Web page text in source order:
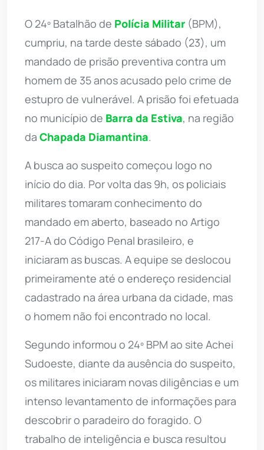
O 24º Batalhão de Polícia Militar (BPM),
cumpriu, na tarde deste sábado (23), um
mandado de prisão preventiva contra um
homem de 35 anos acusado pelo crime de
estupro de vulnerável. A prisão foi efetuada
no município de Barra da Estiva, na região
da Chapada Diamantina.
A busca ao suspeito começou logo no
início do dia. Por volta das 9h, os policiais
militares tomaram conhecimento do
mandado em aberto, baseado no Artigo
217-A do Código Penal brasileiro, e
iniciaram as buscas. A equipe se deslocou
primeiramente até o endereço residencial
cadastrado na área urbana da cidade, mas
o homem não foi encontrado no local.
Segundo informou o 24º BPM ao site Achei
Sudoeste, diante da ausência do suspeito,
os militares iniciaram novas diligências e um
intenso levantamento de informações para
descobrir o paradeiro do foragido. O
trabalho de inteligência e busca resultou